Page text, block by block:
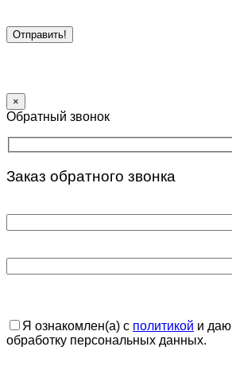
×
Обратный звонок
Заказ обратного звонка
Я ознакомлен(а) с политикой и даю
обработку персональных данных.